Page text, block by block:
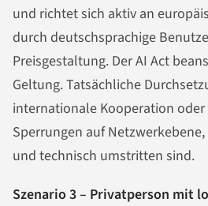
und richtet sich aktiv an
durch deutschsprachige
Preisgestaltung. Der AI Act
Geltung. Tatsächliche
internationale Kooperation
Sperrungen auf
und technisch umstritten sind.
Szenario 3 – Privatperson mit